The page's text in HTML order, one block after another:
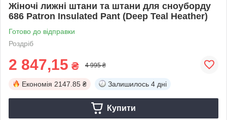
Жіночі лижні штани та штани для сноуборду
686 Patron Insulated Pant (Deep Teal Heather)
Готово до відправки
Роздріб
2 847,15 ₴ 4 995 ₴
Економія 2147.85 ₴ Залишилось 4 дні
Купити